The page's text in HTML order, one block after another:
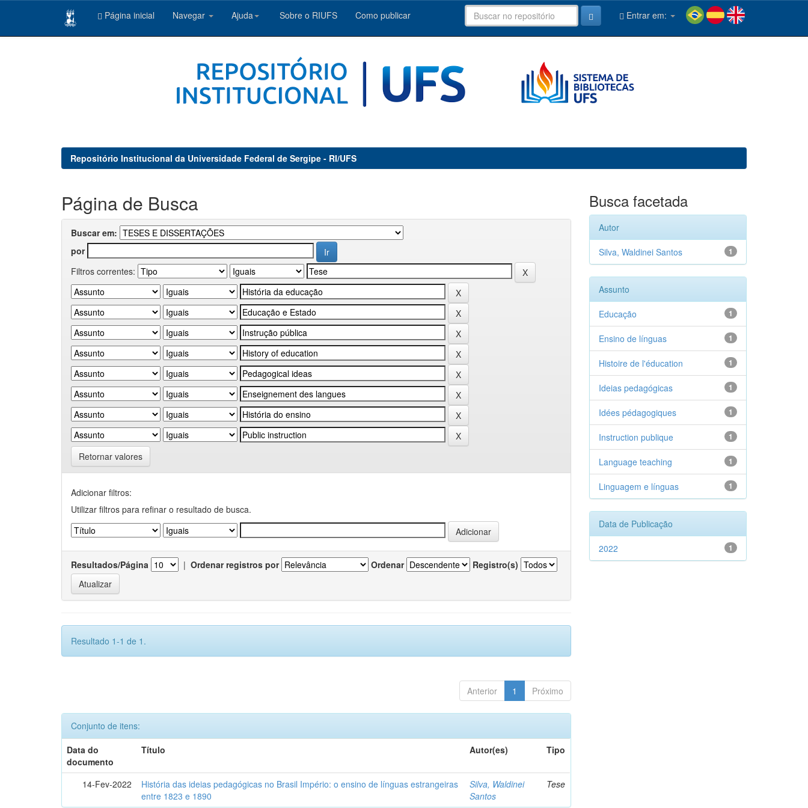
Página inicial Navegar Ajuda Sobre o RIUFS Como publicar Entrar em:
Repositório Institucional da Universidade Federal de Sergipe - RI/UFS
Página de Busca
Buscar em:
por
Filtros correntes:
Retornar valores
Adicionar filtros:
Utilizar filtros para refinar o resultado de busca.
Resultados/Página | Ordenar registros por Ordenar Registro(s)
Resultado 1-1 de 1.
Anterior 1 Próximo
Conjunto de itens:
Data do
documento
Título Autor(es) Tipo
14-Fev-2022
História das ideias pedagógicas no Brasil Império: o ensino de línguas estrangeiras
entre 1823 e 1890
Silva, Waldinei
Santos
Tese
Busca facetada
Autor
1
Silva, Waldinei Santos
Assunto
1
Educação
1
Ensino de línguas
1
Histoire de l'éducation
1
Ideias pedagógicas
1
Idées pédagogiques
1
Instruction publique
1
Language teaching
1
Linguagem e línguas
Data de Publicação
1
2022